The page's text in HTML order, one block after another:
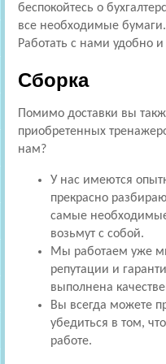
беспокойтесь о
все необходимые
Работать с нами удобно
Сборка
Помимо доставки вы
приобретенных
нам?
У нас имеются
прекрасно
самые
возьмут с собой.
Мы работаем уже
репутации и
выполнена
Вы всегда можете
убедиться в том,
работе.